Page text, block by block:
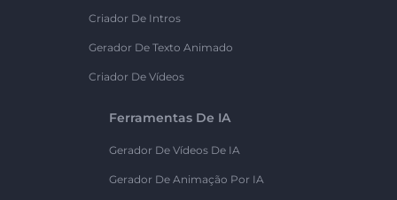
Criador De Intros
Gerador De Texto Animado
Criador De Vídeos
Ferramentas De IA
Gerador De Vídeos De IA
Gerador De Animação Por IA